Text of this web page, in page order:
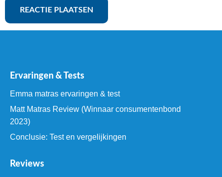
Ervaringen & Tests
Emma matras ervaringen & test
Matt Matras Review (Winnaar consumentenbond
2023)
Conclusie: Test en vergelijkingen
Reviews